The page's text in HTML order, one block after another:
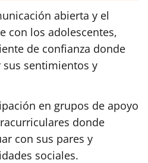
abierta y el
con los adolescentes,
de confianza donde
sus sentimientos y
en grupos de apoyo
donde
con sus pares y
sociales.